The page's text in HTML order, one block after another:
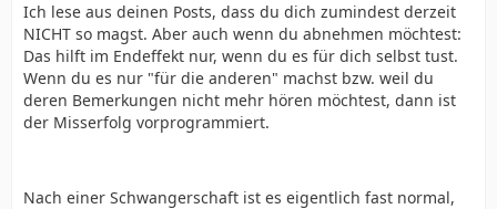
Ich lese aus deinen Posts, dass du dich zumindest derzeit
NICHT so magst. Aber auch wenn du abnehmen möchtest:
Das hilft im Endeffekt nur, wenn du es für dich selbst tust.
Wenn du es nur "für die anderen" machst bzw. weil du
deren Bemerkungen nicht mehr hören möchtest, dann ist
der Misserfolg vorprogrammiert.
Nach einer Schwangerschaft ist es eigentlich fast normal,